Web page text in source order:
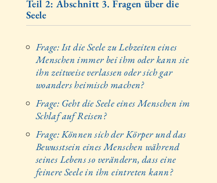
Teil 2: Abschnitt 3. Fragen über die
Seele
Frage: Ist die Seele zu Lebzeiten eines
Menschen immer bei ihm oder kann sie
ihn zeitweise verlassen oder sich gar
woanders heimisch machen?
Frage: Geht die Seele eines Menschen im
Schlaf auf Reisen?
Frage: Können sich der Körper und das
Bewusstsein eines Menschen während
seines Lebens so verändern, dass eine
feinere Seele in ihn eintreten kann?